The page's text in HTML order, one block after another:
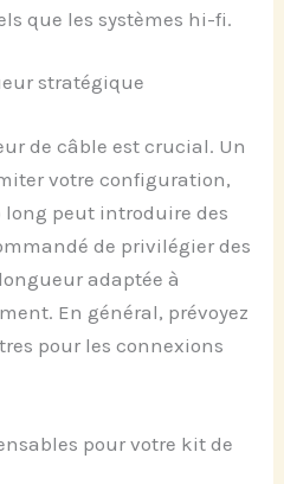
que les systèmes hi-fi.
stratégique
de câble est crucial. Un
votre configuration,
peut introduire des
de privilégier des
adaptée à
En général, prévoyez
pour les connexions
pour votre kit de